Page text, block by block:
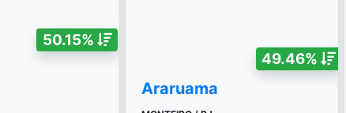
50.15%
49.46%
Araruama